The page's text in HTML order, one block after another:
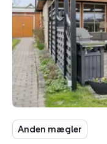
Skovlunde
Anden mægler